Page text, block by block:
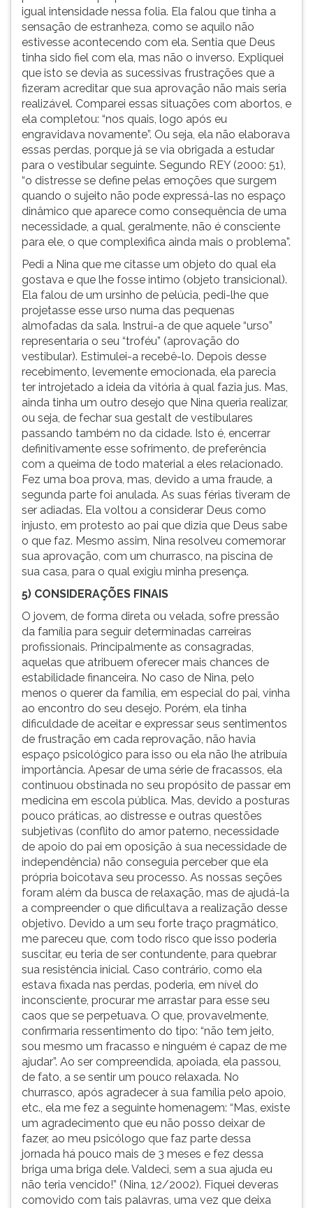
igual intensidade nessa folia. Ela falou que tinha a
sensação de estranheza, como se aquilo não
estivesse acontecendo com ela. Sentia que Deus
tinha sido fiel com ela, mas não o inverso. Expliquei
que isto se devia as sucessivas frustrações que a
fizeram acreditar que sua aprovação não mais seria
realizável. Comparei essas situações com abortos, e
ela completou: “nos quais, logo após eu
engravidava novamente”. Ou seja, ela não elaborava
essas perdas, porque já se via obrigada a estudar
para o vestibular seguinte. Segundo REY (2000: 51),
“o distresse se define pelas emoções que surgem
quando o sujeito não pode expressá-las no espaço
dinâmico que aparece como consequência de uma
necessidade, a qual, geralmente, não é consciente
para ele, o que complexifica ainda mais o problema”.
Pedi a Nina que me citasse um objeto do qual ela
gostava e que lhe fosse intimo (objeto transicional).
Ela falou de um ursinho de pelúcia, pedi-lhe que
projetasse esse urso numa das pequenas
almofadas da sala. Instrui-a de que aquele “urso”
representaria o seu “troféu” (aprovação do
vestibular). Estimulei-a recebê-lo. Depois desse
recebimento, levemente emocionada, ela parecia
ter introjetado a ideia da vitória à qual fazia jus. Mas,
ainda tinha um outro desejo que Nina queria realizar,
ou seja, de fechar sua gestalt de vestibulares
passando também no da cidade. Isto é, encerrar
definitivamente esse sofrimento, de preferência
com a queima de todo material a eles relacionado.
Fez uma boa prova, mas, devido a uma fraude, a
segunda parte foi anulada. As suas férias tiveram de
ser adiadas. Ela voltou a considerar Deus como
injusto, em protesto ao pai que dizia que Deus sabe
o que faz. Mesmo assim, Nina resolveu comemorar
sua aprovação, com um churrasco, na piscina de
sua casa, para o qual exigiu minha presença.
5) CONSIDERAÇÕES FINAIS
O jovem, de forma direta ou velada, sofre pressão
da família para seguir determinadas carreiras
profissionais. Principalmente as consagradas,
aquelas que atribuem oferecer mais chances de
estabilidade financeira. No caso de Nina, pelo
menos o querer da família, em especial do pai, vinha
ao encontro do seu desejo. Porém, ela tinha
dificuldade de aceitar e expressar seus sentimentos
de frustração em cada reprovação, não havia
espaço psicológico para isso ou ela não lhe atribuía
importância. Apesar de uma série de fracassos, ela
continuou obstinada no seu propósito de passar em
medicina em escola pública. Mas, devido a posturas
pouco práticas, ao distresse e outras questões
subjetivas (conflito do amor paterno, necessidade
de apoio do pai em oposição à sua necessidade de
independência) não conseguia perceber que ela
própria boicotava seu processo. As nossas seções
foram além da busca de relaxação, mas de ajudá-la
a compreender o que dificultava a realização desse
objetivo. Devido a um seu forte traço pragmático,
me pareceu que, com todo risco que isso poderia
suscitar, eu teria de ser contundente, para quebrar
sua resistência inicial. Caso contrário, como ela
estava fixada nas perdas, poderia, em nível do
inconsciente, procurar me arrastar para esse seu
caos que se perpetuava. O que, provavelmente,
confirmaria ressentimento do tipo: “não tem jeito,
sou mesmo um fracasso e ninguém é capaz de me
ajudar”. Ao ser compreendida, apoiada, ela passou,
de fato, a se sentir um pouco relaxada. No
churrasco, após agradecer à sua família pelo apoio,
etc., ela me fez a seguinte homenagem: “Mas, existe
um agradecimento que eu não posso deixar de
fazer, ao meu psicólogo que faz parte dessa
jornada há pouco mais de 3 meses e fez dessa
briga uma briga dele. Valdeci, sem a sua ajuda eu
não teria vencido!” (Nina, 12/2002). Fiquei deveras
comovido com tais palavras, uma vez que deixa